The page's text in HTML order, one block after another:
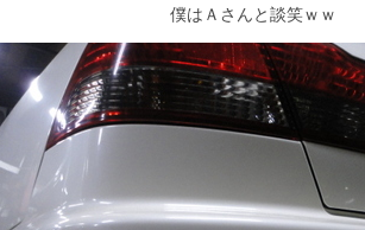
僕はＡさんと談笑ｗｗ